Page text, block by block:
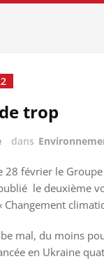
trop
dans
28 février le
le deuxième
Changement
mal, du moins
en Ukraine